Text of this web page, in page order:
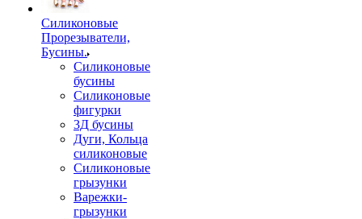
Силиконовые
Прорезыватели,
Бусины.
Силиконовые
бусины
Силиконовые
фигурки
3Д бусины
Дуги, Кольца
силиконовые
Силиконовые
грызунки
Варежки-
грызунки